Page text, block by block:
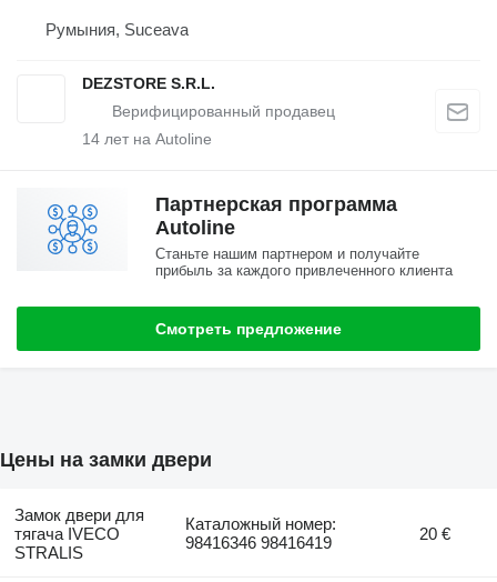
Румыния, Suceava
DEZSTORE S.R.L.
14 лет на Autoline
Партнерская программа
Autoline
Станьте нашим партнером и получайте
прибыль за каждого привлеченного клиента
Смотреть предложение
Цены на замки двери
Замок двери для
тягача IVECO
STRALIS
Каталожный номер:
98416346 98416419
20 €